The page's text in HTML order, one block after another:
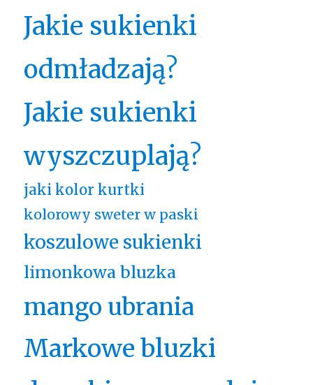
Jakie sukienki
odmładzają?
Jakie sukienki
wyszczuplają?
jaki kolor kurtki
kolorowy sweter w paski
koszulowe sukienki
limonkowa bluzka
mango ubrania
Markowe bluzki